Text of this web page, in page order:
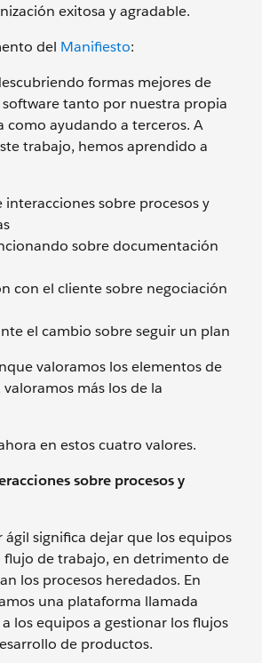
exitosa y agradable.
del Manifiesto:
formas mejores de
tanto por nuestra propia
como ayudando a terceros. A
trabajo, hemos aprendido a
sobre procesos y
sobre documentación
con el cliente sobre negociación
el cambio sobre seguir un plan
valoramos los elementos de
valoramos más los de la
en estos cuatro valores.
sobre procesos y
ágil significa dejar que los equipos
de trabajo, en detrimento de
los procesos heredados. En
una plataforma llamada
los equipos a gestionar los flujos
de productos.